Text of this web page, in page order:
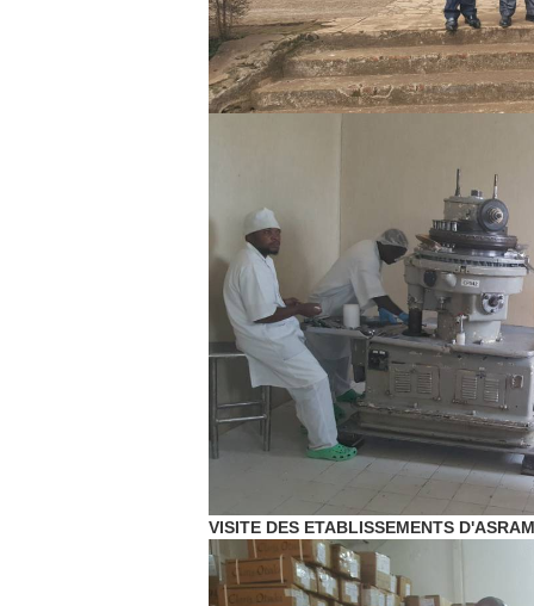
VISITE DES ETABLISSEMENTS